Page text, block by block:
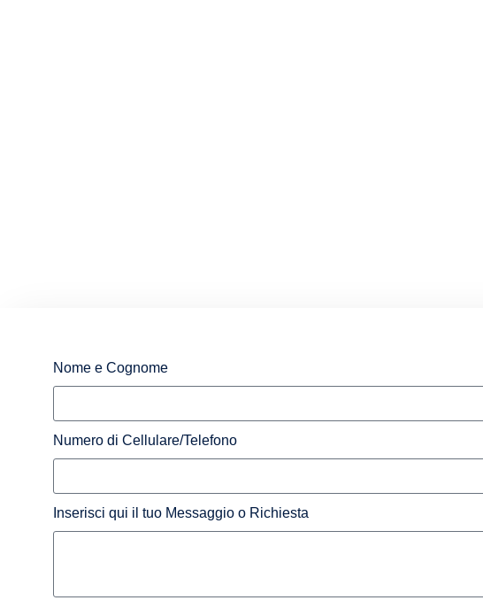
Nome e Cognome
Numero di Cellulare/Telefono
Inserisci qui il tuo Messaggio o Richiesta